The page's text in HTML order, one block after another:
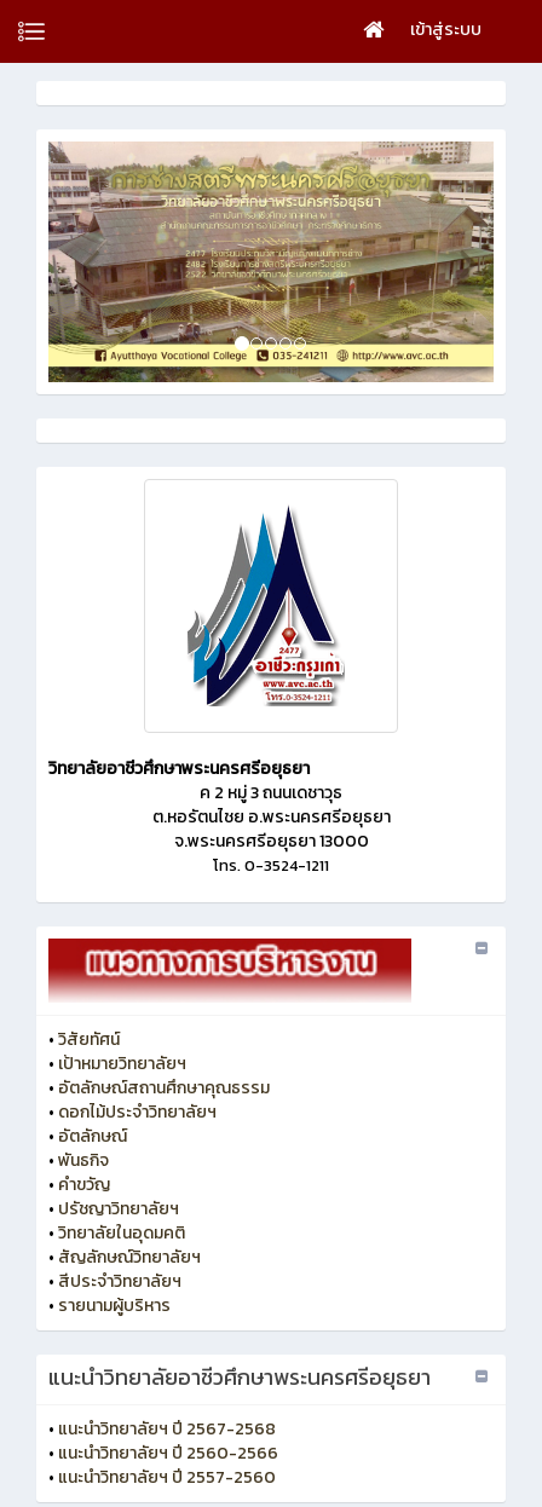
เข้าสู่ระบบ
วิทยาลัยอาชีวศึกษาพระนครศรีอยุธยา
ค 2 หมู่ 3 ถนนเดชาวุธ
ต.หอรัตนไชย อ.พระนครศรีอยุธยา
จ.พระนครศรีอยุธยา 13000
โทร. 0-3524-1211
•วิสัยทัศน์
• เป้าหมายวิทยาลัยฯ
• อัตลักษณ์สถานศึกษาคุณธรรม
• ดอกไม้ประจำวิทยาลัยฯ
• อัตลักษณ์
•พันธกิจ
• คำขวัญ
• ปรัชญาวิทยาลัยฯ
•วิทยาลัยในอุดมคติ
• สัญลักษณ์วิทยาลัยฯ
• สีประจำวิทยาลัยฯ
• รายนามผู้บริหาร
แนะนำวิทยาลัยอาชีวศึกษาพระนครศรีอยุธยา
• แนะนำวิทยาลัยฯ ปี 2567-2568
• แนะนำวิทยาลัยฯ ปี 2560-2566
• แนะนำวิทยาลัยฯ ปี 2557-2560